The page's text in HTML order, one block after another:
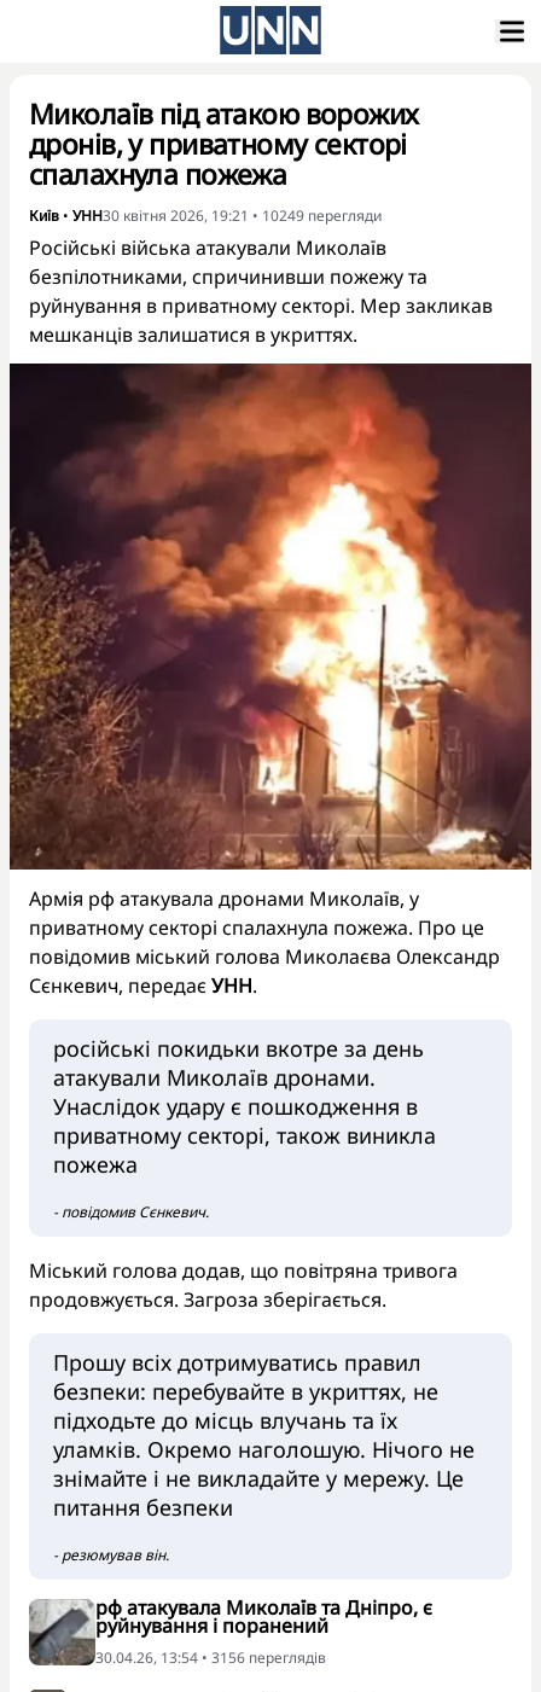
Миколаїв під атакою ворожих
дронів, у приватному секторі
спалахнула пожежа
Київ • УНН30 квітня 2026, 19:21 • 10249 перегляди
Російські війська атакували Миколаїв
безпілотниками, спричинивши пожежу та
руйнування в приватному секторі. Мер закликав
мешканців залишатися в укриттях.
Армія рф атакувала дронами Миколаїв, у
приватному секторі спалахнула пожежа. Про це
повідомив міський голова Миколаєва Олександр
Сєнкевич, передає УНН.
російські покидьки вкотре за день
атакували Миколаїв дронами.
Унаслідок удару є пошкодження в
приватному секторі, також виникла
пожежа
- повідомив Сєнкевич.
Міський голова додав, що повітряна тривога
продовжується. Загроза зберігається.
Прошу всіх дотримуватись правил
безпеки: перебувайте в укриттях, не
підходьте до місць влучань та їх
уламків. Окремо наголошую. Нічого не
знімайте і не викладайте у мережу. Це
питання безпеки
- резюмував він.
рф атакувала Миколаїв та Дніпро, є
руйнування і поранений
30.04.26, 13:54 • 3156 переглядiв